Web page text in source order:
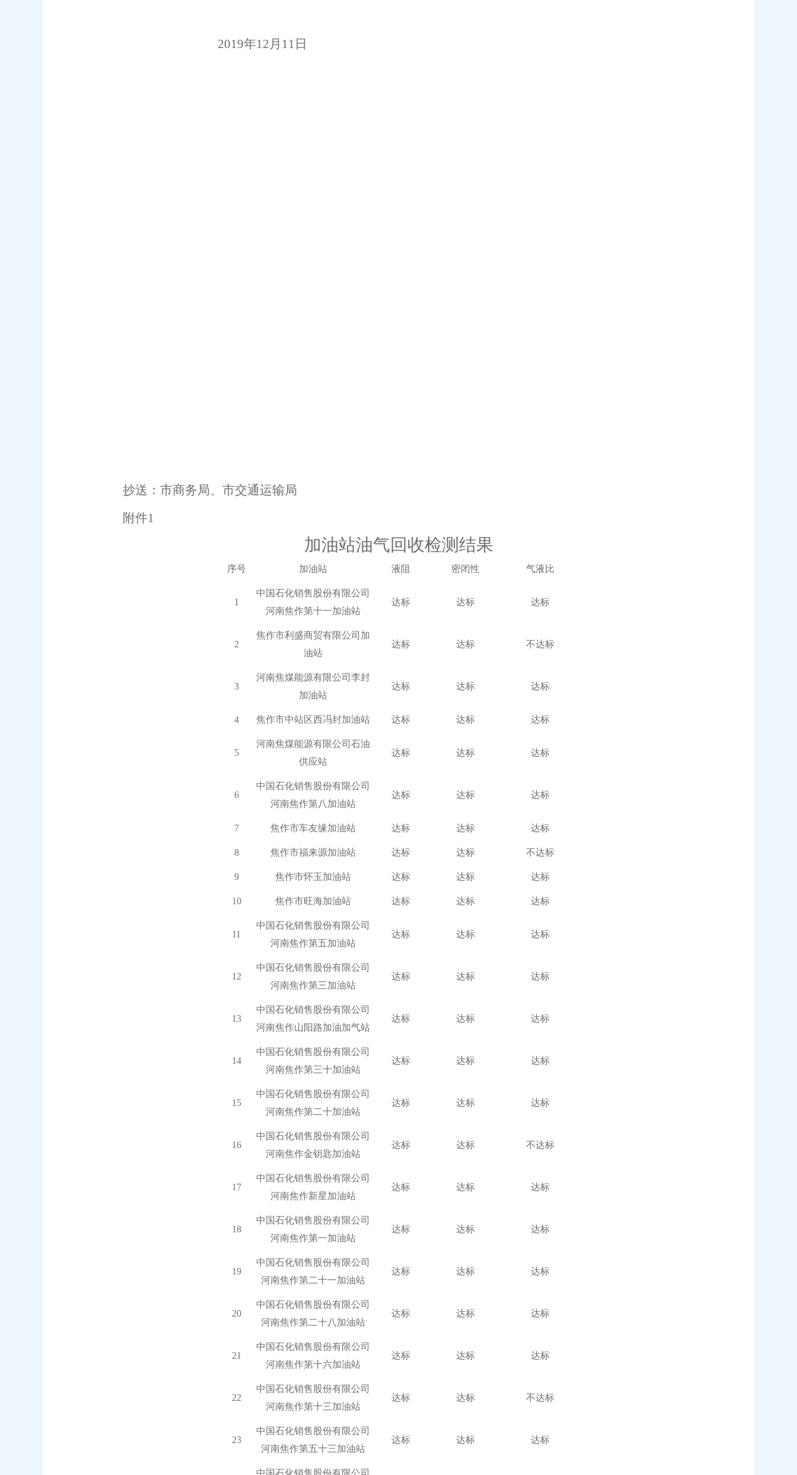
2019年12月 11 日
抄送：市商务局、市交通运输局
附件1
加油站油气回收检测结果
序号 加油站 液阻 密闭性 气液比
1
中国石化销售股份有限公司
河南焦作第十一加油站
达标 达标 达标
2
焦作市利盛商贸有限公司加
油站
达标 达标 不达标
3
河南焦煤能源有限公司李封
加油站
达标 达标 达标
4 焦作市中站区西冯封加油站 达标 达标 达标
5
河南焦煤能源有限公司石油
供应站
达标 达标 达标
6
中国石化销售股份有限公司
河南焦作第八加油站
达标 达标 达标
7 焦作市车友缘加油站 达标 达标 达标
8 焦作市福来源加油站 达标 达标 不达标
9 焦作市怀玉加油站 达标 达标 达标
10 焦作市旺海加油站 达标 达标 达标
11
中国石化销售股份有限公司
河南焦作第五加油站
达标 达标 达标
12
中国石化销售股份有限公司
河南焦作第三加油站
达标 达标 达标
13
中国石化销售股份有限公司
河南焦作山阳路加油加气站
达标 达标 达标
14
中国石化销售股份有限公司
河南焦作第三十加油站
达标 达标 达标
15
中国石化销售股份有限公司
河南焦作第二十加油站
达标 达标 达标
16
中国石化销售股份有限公司
河南焦作金钥匙加油站
达标 达标 不达标
17
中国石化销售股份有限公司
河南焦作新星加油站
达标 达标 达标
18
中国石化销售股份有限公司
河南焦作第一加油站
达标 达标 达标
19
中国石化销售股份有限公司
河南焦作第二十一加油站
达标 达标 达标
20
中国石化销售股份有限公司
河南焦作第二十八加油站
达标 达标 达标
21
中国石化销售股份有限公司
河南焦作第十六加油站
达标 达标 达标
22
中国石化销售股份有限公司
河南焦作第十三加油站
达标 达标 不达标
23
中国石化销售股份有限公司
河南焦作第五十三加油站
达标 达标 达标
中国石化销售股份有限公司